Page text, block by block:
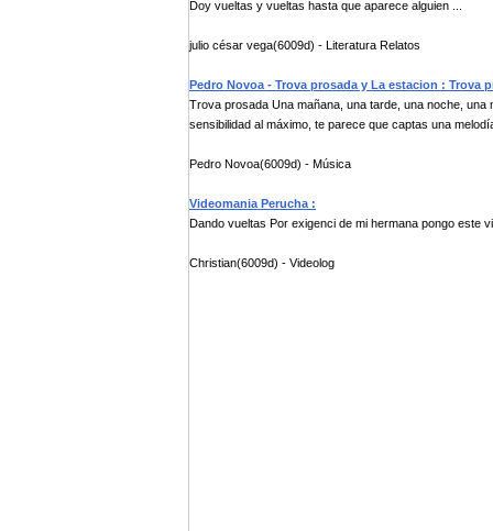
Doy vueltas y vueltas hasta que aparece alguien ...
julio césar vega(6009d) - Literatura Relatos
Pedro Novoa - Trova prosada y La estacion : Trova
Trova prosada Una mañana, una tarde, una noche,
sensibilidad al máximo, te parece que captas una
Pedro Novoa(6009d) - Música
Videomania Perucha :
Dando vueltas Por exigenci de mi hermana pongo este
Christian(6009d) - Videolog